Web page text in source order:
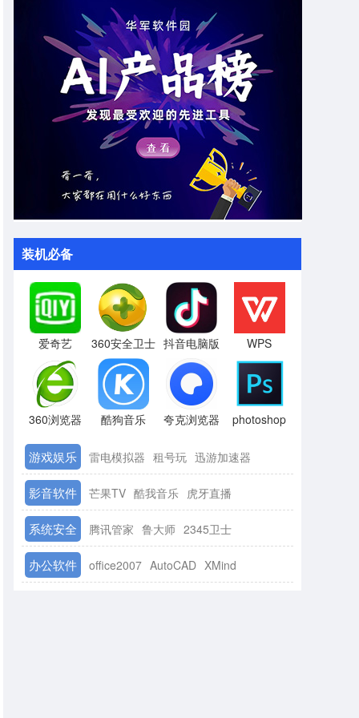
装机必备
爱奇艺 360安全卫士 抖音电脑版 WPS
360浏览器 酷狗音乐 夸克浏览器 photoshop
游戏娱乐 雷电模拟器 租号玩 迅游加速器
影音软件 芒果TV 酷我音乐 虎牙直播
系统安全 腾讯管家 鲁大师 2345卫士
办公软件 office2007 AutoCAD XMind